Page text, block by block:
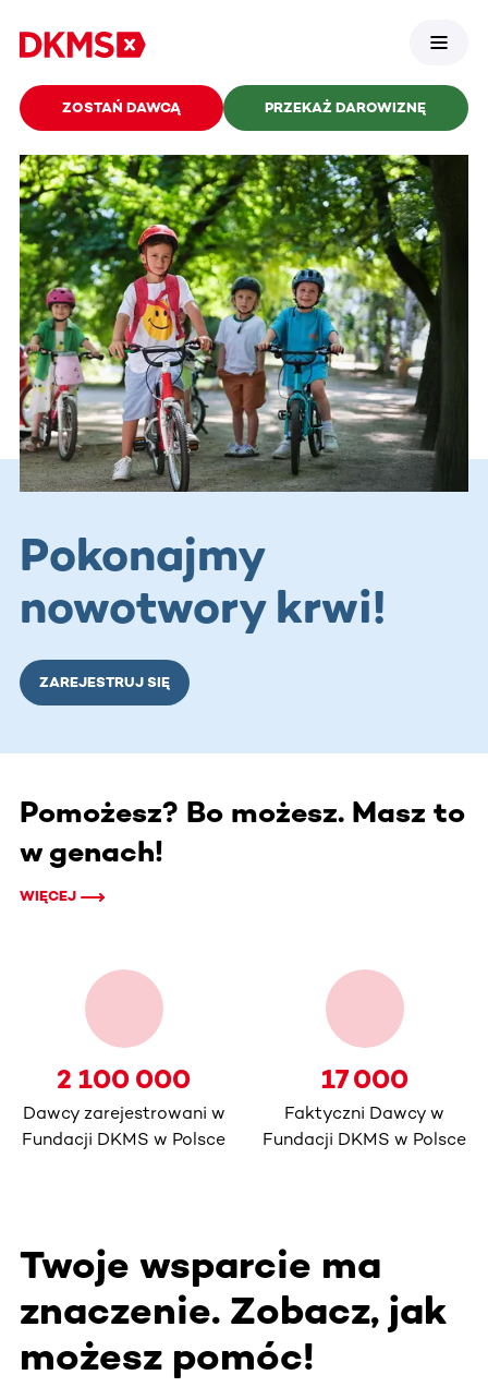
ZOSTAŃ DAWCĄ PRZEKAŻ DAROWIZNĘ
Pokonajmy
nowotwory krwi!
ZAREJESTRUJ SIĘ
Pomożesz? Bo możesz. Masz to
w genach!
WIĘCEJ
2 100 000
Dawcy zarejestrowani w
Fundacji DKMS w Polsce
17 000
Faktyczni Dawcy w
Fundacji DKMS w Polsce
Twoje wsparcie ma
znaczenie. Zobacz, jak
możesz pomóc!